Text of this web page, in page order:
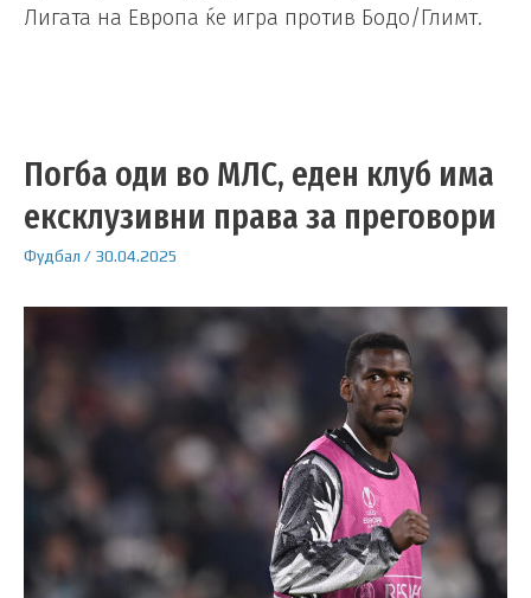
Лигата на Европа ќе игра против Бодо/Глимт.
Погба оди во МЛС, еден клуб има
ексклузивни права за преговори
Фудбал / 30.04.2025